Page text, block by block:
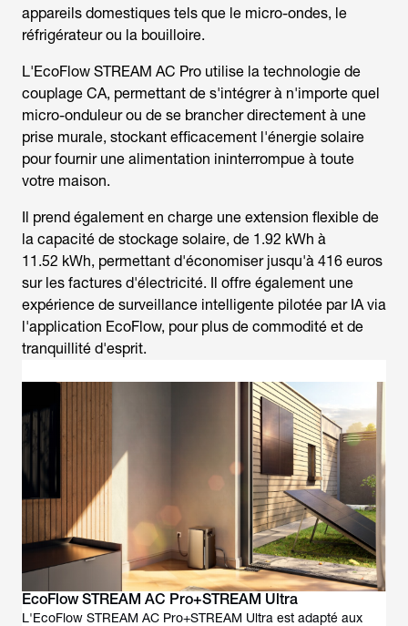
appareils domestiques tels que le micro-ondes, le
réfrigérateur ou la bouilloire.
L'EcoFlow STREAM AC Pro utilise la technologie de
couplage CA, permettant de s'intégrer à n'importe quel
micro-onduleur ou de se brancher directement à une
prise murale, stockant efficacement l'énergie solaire
pour fournir une alimentation ininterrompue à toute
votre maison.
Il prend également en charge une extension flexible de
la capacité de stockage solaire, de 1.92 kWh à
11.52 kWh, permettant d'économiser jusqu'à 416 euros
sur les factures d'électricité. Il offre également une
expérience de surveillance intelligente pilotée par IA via
l'application EcoFlow, pour plus de commodité et de
tranquillité d'esprit.
EcoFlow STREAM AC Pro+STREAM Ultra
L'EcoFlow STREAM AC Pro+STREAM Ultra est adapté aux